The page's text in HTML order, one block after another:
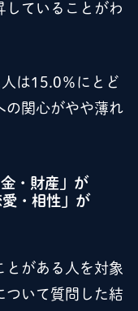
していることがわ
は15.0％にとど
の関心がやや薄れ
・財産」が
・相性」が
とがある人を対象
ついて質問した結